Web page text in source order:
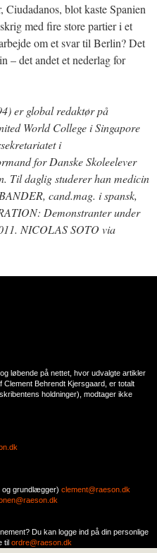
Ciudadanos, blot kaste Spanien
med fire store partier i et
om et svar til Berlin? Det
– det andet et nederlag for
er global redaktør på
World College i Singapore
i
for Danske Skoleelever
Til daglig studerer han medicin
cand.mag. i spansk,
Demonstranter under
NICOLAS SOTO via
løbende på nettet, hvor udvalgte artikler
Clement Behrendt Kjersgaard, er totalt
holdninger), modtager ikke
og grundlægger) clement@raeson.dk
Du kan logge ind på din personlige
til ordre@raeson.dk